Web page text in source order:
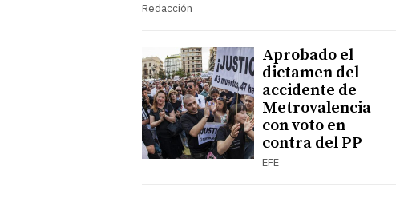
Redacción
Aprobado el
dictamen del
accidente de
Metrovalencia
con voto en
contra del PP
EFE